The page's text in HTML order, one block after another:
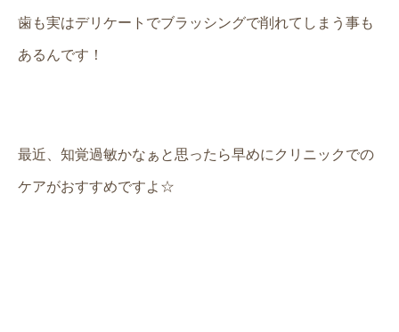
歯も実はデリケートでブラッシングで削れてしまう事も
あるんです！
最近、知覚過敏かなぁと思ったら早めにクリニックでの
ケアがおすすめですよ☆